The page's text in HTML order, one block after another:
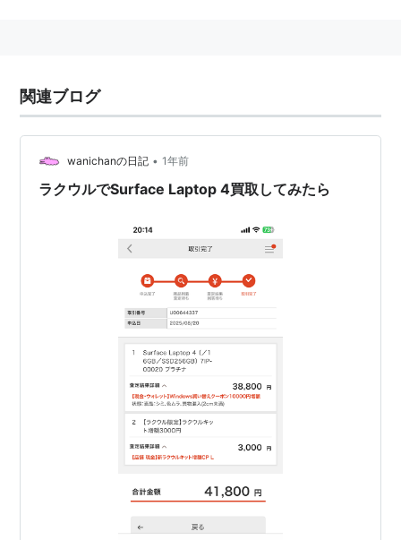
関連ブログ
wanichanの日記 • 1年前
ラクウルでSurface Laptop 4買取してみたら